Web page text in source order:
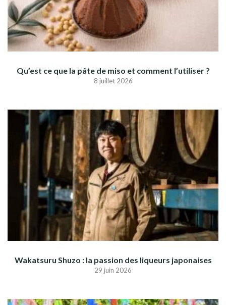
Qu’est ce que la pâte de miso et comment l’utiliser ?
8 juillet 2026
Wakatsuru Shuzo : la passion des liqueurs japonaises
29 juin 2026